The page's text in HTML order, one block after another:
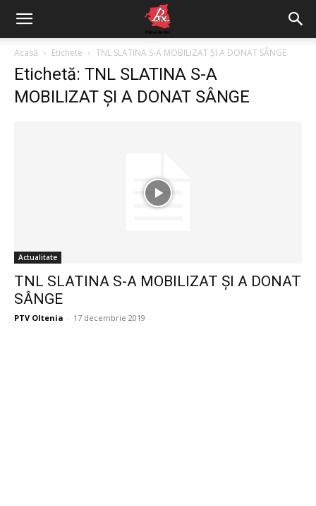
Acasă Etichete TNL SLATINA S-A MOBILIZAT ȘI A DONAT SÂNGE
Etichetă: TNL SLATINA S-A
MOBILIZAT ȘI A DONAT SÂNGE
Actualitate
TNL SLATINA S-A MOBILIZAT ȘI A DONAT
SÂNGE
PTV Oltenia - 17 decembrie 2019